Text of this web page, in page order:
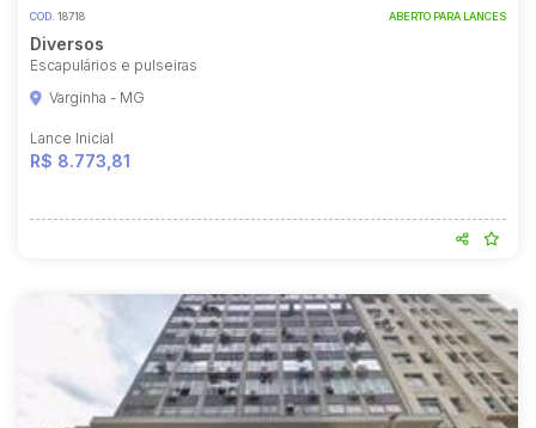
COD. 18718 ABERTO PARA LANCES
Diversos
Escapulários e pulseiras
Varginha - MG
Lance Inicial
R$ 8.773,81